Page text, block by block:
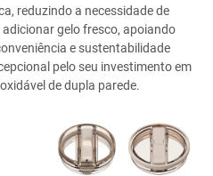
reduzindo a necessidade de
gelo fresco, apoiando
e sustentabilidade
pelo seu investimento em
de dupla parede.